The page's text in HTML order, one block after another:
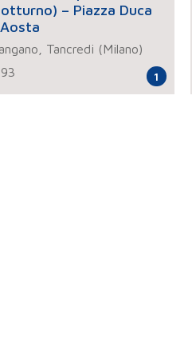
– Piazza Duca
Tancredi (Milano)
1